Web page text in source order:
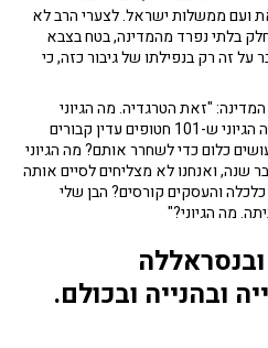
ועם ממשלות ישראל. לצערי הרב לא
בלתי נפרד מהמדינה, בטח בצבא
על זה רק בנפילתו של גיבור כזה, כי
"זאת הטרגדיה. מה הגיוני
במדינה הזאת בשנים האחרונות? מה הגיוני ש-101 חטופים עדין קבורים
כלום כדי לשחרר אותם? מה הגיוני
שנה, ואנחנו לא מצליחים לסיים אותה
כלכלה והעסקים קורסים? הבן שלי
ובהנייה ובכולם.